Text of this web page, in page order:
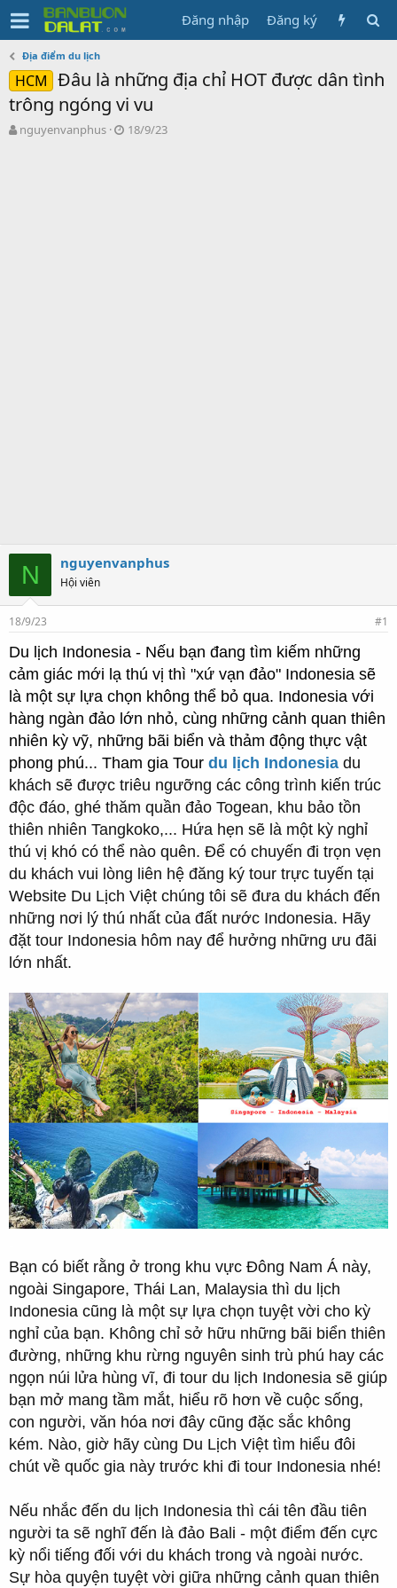
Đăng nhập Đăng ký
Địa điểm du lịch
HCM Đâu là những địa chỉ HOT được dân tình
trông ngóng vi vu
N
nguyenvanphus
N
18/9/23
N nguyenvanphus
Hội viên
18/9/23 #1
Du lịch Indonesia - Nếu bạn đang tìm kiếm những
cảm giác mới lạ thú vị thì "xứ vạn đảo" Indonesia sẽ
là một sự lựa chọn không thể bỏ qua. Indonesia với
hàng ngàn đảo lớn nhỏ, cùng những cảnh quan thiên
nhiên kỳ vỹ, những bãi biển và thảm động thực vật
phong phú... Tham gia Tour du lịch Indonesia du
khách sẽ được triêu ngưỡng các công trình kiến trúc
độc đáo, ghé thăm quần đảo Togean, khu bảo tồn
thiên nhiên Tangkoko,... Hứa hẹn sẽ là một kỳ nghỉ
thú vị khó có thể nào quên. Để có chuyến đi trọn vẹn
du khách vui lòng liên hệ đăng ký tour trực tuyến tại
Website Du Lịch Việt chúng tôi sẽ đưa du khách đến
những nơi lý thú nhất của đất nước Indonesia. Hãy
đặt tour Indonesia hôm nay để hưởng những ưu đãi
lớn nhất.
Bạn có biết rằng ở trong khu vực Đông Nam Á này,
ngoài Singapore, Thái Lan, Malaysia thì du lịch
Indonesia cũng là một sự lựa chọn tuyệt vời cho kỳ
nghỉ của bạn. Không chỉ sở hữu những bãi biển thiên
đường, những khu rừng nguyên sinh trù phú hay các
ngọn núi lửa hùng vĩ, đi tour du lịch Indonesia sẽ giúp
bạn mở mang tầm mắt, hiểu rõ hơn về cuộc sống,
con người, văn hóa nơi đây cũng đặc sắc không
kém. Nào, giờ hãy cùng Du Lịch Việt tìm hiểu đôi
chút về quốc gia này trước khi đi tour Indonesia nhé!
Nếu nhắc đến du lịch Indonesia thì cái tên đầu tiên
người ta sẽ nghĩ đến là đảo Bali - một điểm đến cực
kỳ nổi tiếng đối với du khách trong và ngoài nước.
Sự hòa quyện tuyệt vời giữa những cảnh quan thiên